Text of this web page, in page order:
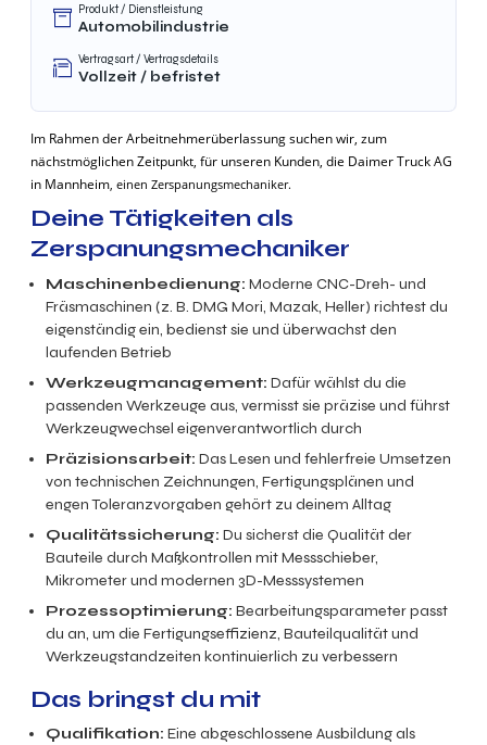
Produkt / Dienstleistung
Automobilindustrie
Vertragsart / Vertragsdetails
Vollzeit / befristet
Im Rahmen der Arbeitnehmerüberlassung suchen wir, zum
nächstmöglichen Zeitpunkt, für unseren Kunden, die Daimer Truck AG
in Mannheim, einen Zerspanungsmechaniker.
Deine Tätigkeiten als
Zerspanungsmechaniker
Maschinenbedienung: Moderne CNC-Dreh- und
Fräsmaschinen (z. B. DMG Mori, Mazak, Heller) richtest du
eigenständig ein, bedienst sie und überwachst den
laufenden Betrieb
Werkzeugmanagement: Dafür wählst du die
passenden Werkzeuge aus, vermisst sie präzise und führst
Werkzeugwechsel eigenverantwortlich durch
Präzisionsarbeit: Das Lesen und fehlerfreie Umsetzen
von technischen Zeichnungen, Fertigungsplänen und
engen Toleranzvorgaben gehört zu deinem Alltag
Qualitätssicherung: Du sicherst die Qualität der
Bauteile durch Maßkontrollen mit Messschieber,
Mikrometer und modernen 3D-Messsystemen
Prozessoptimierung: Bearbeitungsparameter passt
du an, um die Fertigungseffizienz, Bauteilqualität und
Werkzeugstandzeiten kontinuierlich zu verbessern
Das bringst du mit
Qualifikation: Eine abgeschlossene Ausbildung als